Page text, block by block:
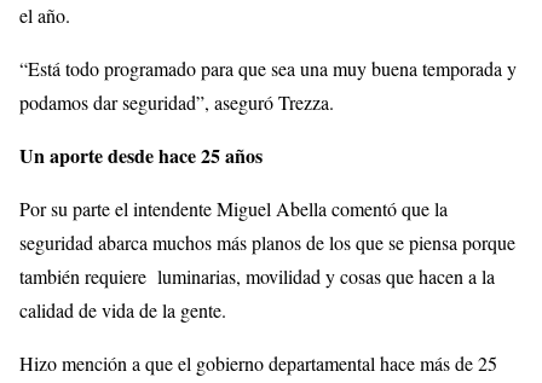
el año.
“Está todo programado para que sea una muy buena temporada y
podamos dar seguridad”, aseguró Trezza.
Un aporte desde hace 25 años
Por su parte el intendente Miguel Abella comentó que la
seguridad abarca muchos más planos de los que se piensa porque
también requiere luminarias, movilidad y cosas que hacen a la
calidad de vida de la gente.
Hizo mención a que el gobierno departamental hace más de 25